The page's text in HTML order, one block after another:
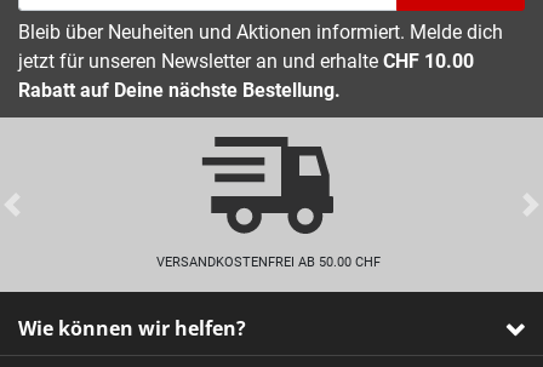
Bleib über Neuheiten und Aktionen informiert. Melde dich
jetzt für unseren Newsletter an und erhalte CHF 10.00
Rabatt auf Deine nächste Bestellung.
VERSANDKOSTENFREI AB 50.00 CHF
Previous
Wie können wir helfen?